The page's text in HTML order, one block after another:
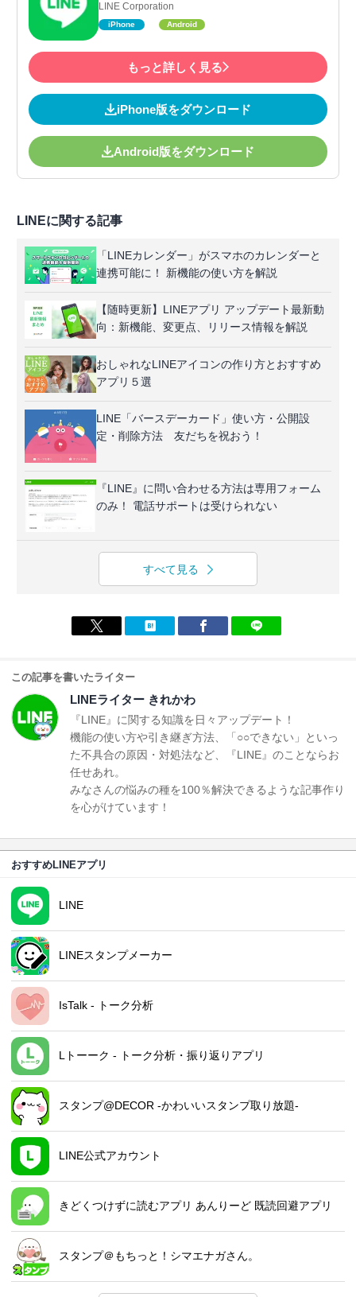
LINE Corporation
iPhone Android
もっと詳しく見る
iPhone版をダウンロード
Android版をダウンロード
LINEに関する記事
「LINEカレンダー」がスマホのカレンダーと
連携可能に！ 新機能の使い方を解説
【随時更新】LINEアプリ アップデート最新動
向：新機能、変更点、リリース情報を解説
おしゃれなLINEアイコンの作り方とおすすめ
アプリ５選
LINE「バースデーカード」使い方・公開設
定・削除方法 友だちを祝おう！
『LINE』に問い合わせる方法は専用フォーム
のみ！ 電話サポートは受けられない
すべて見る
この記事を書いたライター
LINEライター きれかわ
『LINE』に関する知識を日々アップデート！
機能の使い方や引き継ぎ方法、「○○できない」といっ
た不具合の原因・対処法など、『LINE』のことならお
任せあれ。
みなさんの悩みの種を100％解決できるような記事作り
を心がけています！
おすすめLINEアプリ
LINE
LINEスタンプメーカー
IsTalk - トーク分析
Lトーーク - トーク分析・振り返りアプリ
スタンプ@DECOR -かわいいスタンプ取り放題-
LINE公式アカウント
きどくつけずに読むアプリ あんりーど 既読回避アプリ
スタンプ＠もちっと！シマエナガさん。